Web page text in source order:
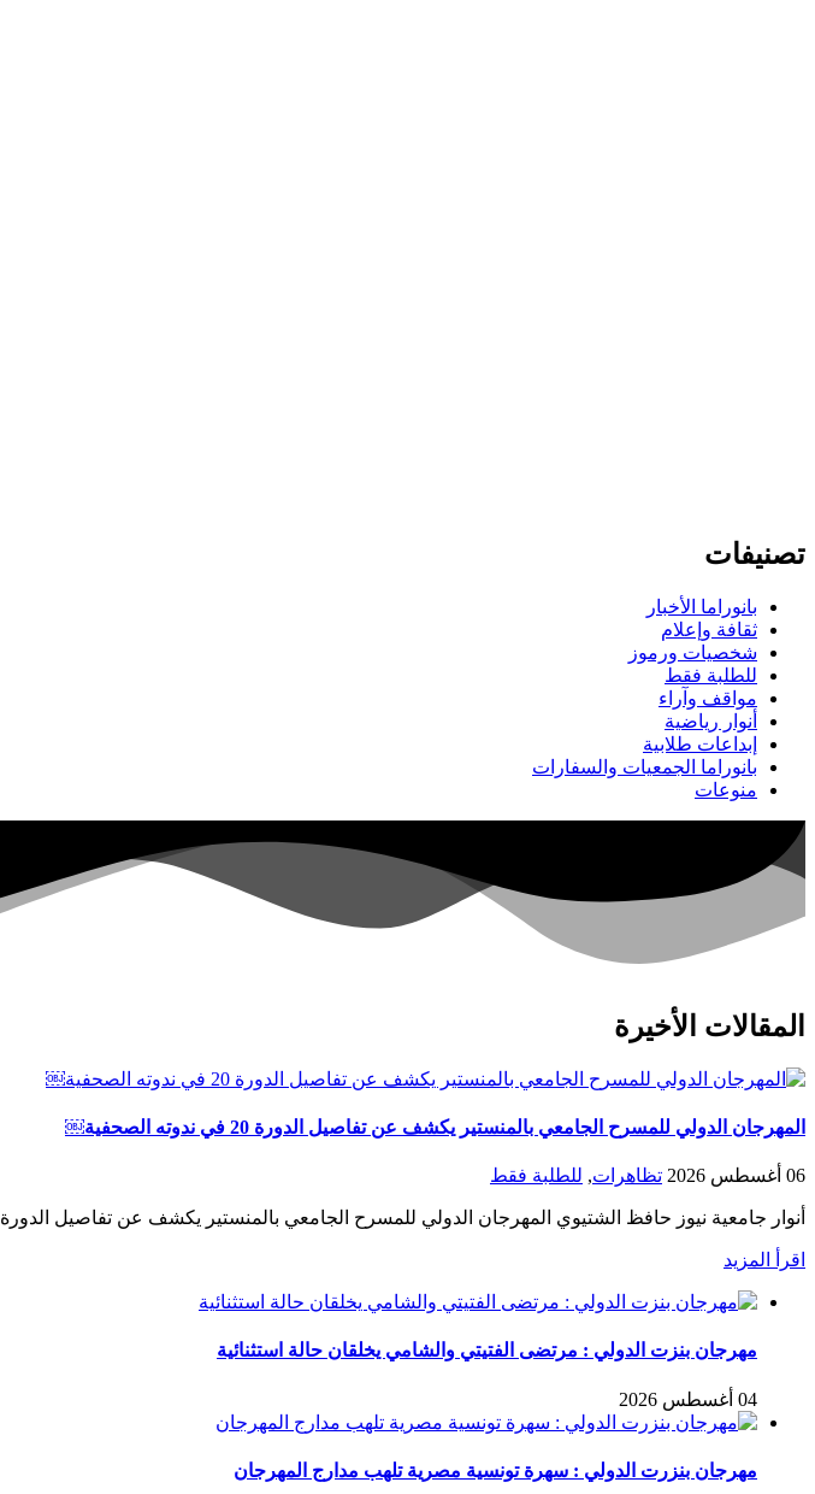
تصنيفات
بانوراما الأخبار
ثقافة وإعلام
شخصيات ورموز
للطلبة فقط
مواقف وآراء
أنوار رياضية
إبداعات طلابية
بانوراما الجمعيات والسفارات
منوعات
المقالات الأخيرة
المهرجان الدولي للمسرح الجامعي بالمنستير يكشف عن تفاصيل الدورة 20 في ندوته الصحفية￼
06 أغسطس 2026 تظاهرات, للطلبة فقط
أنوار جامعية نيوز حافظ الشتيوي المهرجان الدولي للمسرح الجامعي بالمنستير يكشف عن تفاصيل الدورة 20
اقرأ المزيد
مهرجان بنزت الدولي : مرتضى الفتيتي والشامي يخلقان حالة استثنائية
04 أغسطس 2026
مهرجان بنزرت الدولي : سهرة تونسية مصرية تلهب مدارج المهرجان